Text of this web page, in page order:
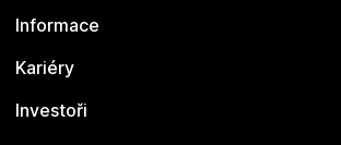
Informace
Kariéry
Investoři